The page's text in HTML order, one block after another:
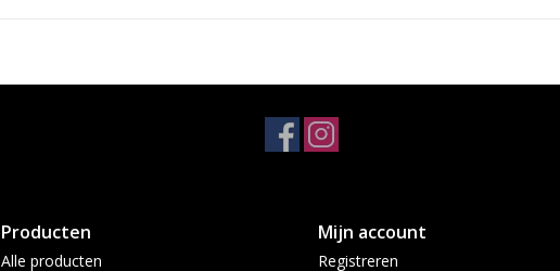
Producten
Alle producten
Mijn account
Registreren